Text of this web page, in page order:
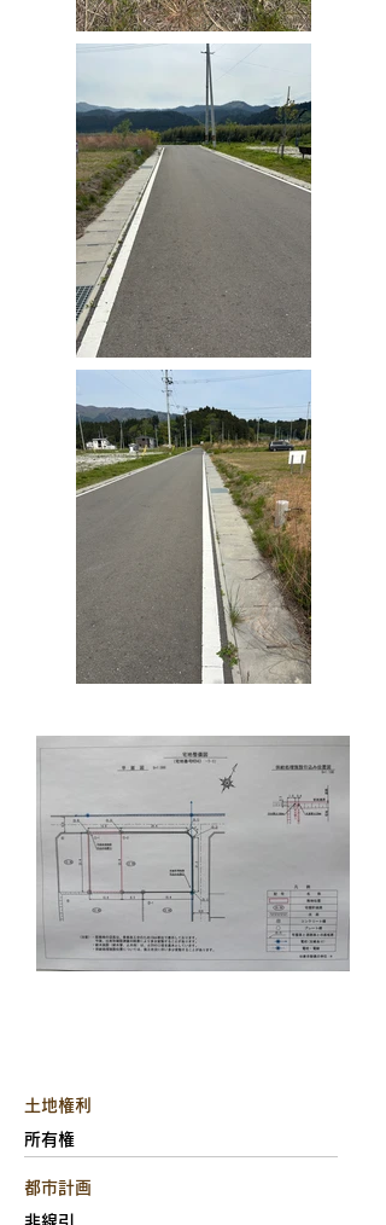
土地権利
所有権
都市計画
非線引